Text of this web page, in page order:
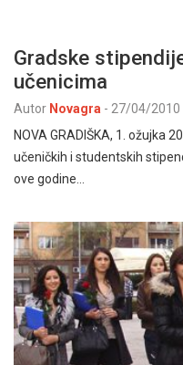
Gradske
učenicima
Autor Novagra - 27/04/2010
NOVA GRADIŠKA, 1. ožujka
učeničkih i studentskih
ove godine…